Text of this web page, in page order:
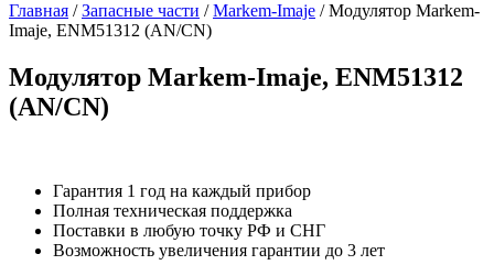
Главная /Запасные части /Markem-Imaje / Модулятор Markem-
Imaje, ENM51312 (AN/CN)
Модулятор Markem-Imaje, ENM51312
(AN/CN)
Гарантия 1 год на каждый прибор
Полная техническая поддержка
Поставки в любую точку РФ и СНГ
Возможность увеличения гарантии до 3 лет